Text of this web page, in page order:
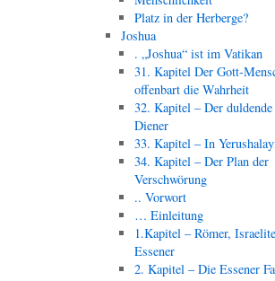
Platz in der Herberge?
Joshua
. „Joshua“ ist im Vatikan
31. Kapitel Der Gott-
offenbart die Wahrheit
32. Kapitel – Der duldende
Diener
33. Kapitel – In
34. Kapitel – Der Plan der
Verschwörung
.. Vorwort
… Einleitung
1.Kapitel – Römer,
Essener
2. Kapitel – Die Essener